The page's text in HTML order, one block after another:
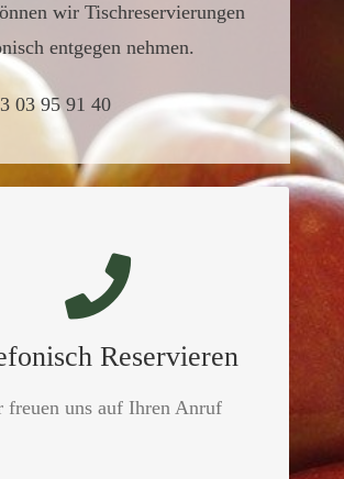
wir Tischreservierungen
entgegen nehmen.
03 95 91 40
Reservieren
freuen uns auf Ihren Anruf
im Restaurant
Direkt an.